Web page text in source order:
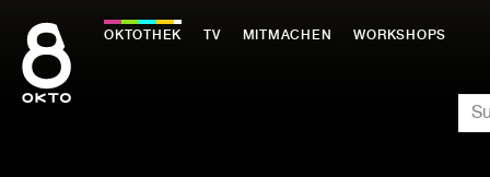
Inhalt
springen
OKTOTHEK TV MITMACHEN WORKSHOPS